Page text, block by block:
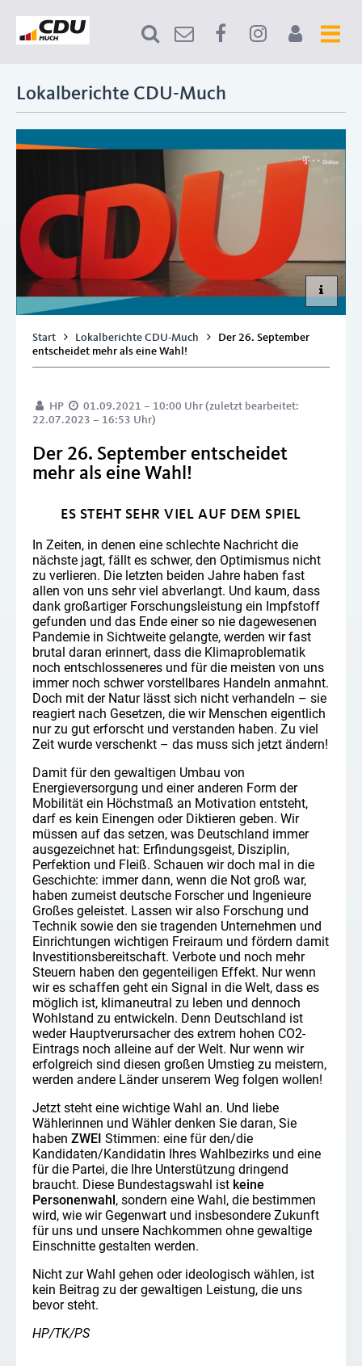
Lokalberichte CDU-Much
Start Lokalberichte CDU-Much
Der 26. September
entscheidet mehr als eine Wahl!
HP
01.09.2021 – 10:00 Uhr (zuletzt bearbeitet:
22.07.2023 – 16:53 Uhr)
Der 26. September entscheidet
mehr als eine Wahl!
ES STEHT SEHR VIEL AUF DEM SPIEL
In Zeiten, in denen eine schlechte Nachricht die
nächste jagt, fällt es schwer, den Optimismus nicht
zu verlieren. Die letzten beiden Jahre haben fast
allen von uns sehr viel abverlangt. Und kaum, dass
dank großartiger Forschungsleistung ein Impfstoff
gefunden und das Ende einer so nie dagewesenen
Pandemie in Sichtweite gelangte, werden wir fast
brutal daran erinnert, dass die Klimaproblematik
noch entschlosseneres und für die meisten von uns
immer noch schwer vorstellbares Handeln anmahnt.
Doch mit der Natur lässt sich nicht verhandeln – sie
reagiert nach Gesetzen, die wir Menschen eigentlich
nur zu gut erforscht und verstanden haben. Zu viel
Zeit wurde verschenkt – das muss sich jetzt ändern!
Damit für den gewaltigen Umbau von
Energieversorgung und einer anderen Form der
Mobilität ein Höchstmaß an Motivation entsteht,
darf es kein Einengen oder Diktieren geben. Wir
müssen auf das setzen, was Deutschland immer
ausgezeichnet hat: Erfindungsgeist, Disziplin,
Perfektion und Fleiß. Schauen wir doch mal in die
Geschichte: immer dann, wenn die Not groß war,
haben zumeist deutsche Forscher und Ingenieure
Großes geleistet. Lassen wir also Forschung und
Technik sowie den sie tragenden Unternehmen und
Einrichtungen wichtigen Freiraum und fördern damit
Investitionsbereitschaft. Verbote und noch mehr
Steuern haben den gegenteiligen Effekt. Nur wenn
wir es schaffen geht ein Signal in die Welt, dass es
möglich ist, klimaneutral zu leben und dennoch
Wohlstand zu entwickeln. Denn Deutschland ist
weder Hauptverursacher des extrem hohen CO2-
Eintrags noch alleine auf der Welt. Nur wenn wir
erfolgreich sind diesen großen Umstieg zu meistern,
werden andere Länder unserem Weg folgen wollen!
Jetzt steht eine wichtige Wahl an. Und liebe
Wählerinnen und Wähler denken Sie daran, Sie
haben ZWEI Stimmen: eine für den/die
Kandidaten/Kandidatin Ihres Wahlbezirks und eine
für die Partei, die Ihre Unterstützung dringend
braucht. Diese Bundestagswahl ist keine
Personenwahl , sondern eine Wahl, die bestimmen
wird, wie wir Gegenwart und insbesondere Zukunft
für uns und unsere Nachkommen ohne gewaltige
Einschnitte gestalten werden.
Nicht zur Wahl gehen oder ideologisch wählen, ist
kein Beitrag zu der gewaltigen Leistung, die uns
bevor steht.
HP/TK/PS